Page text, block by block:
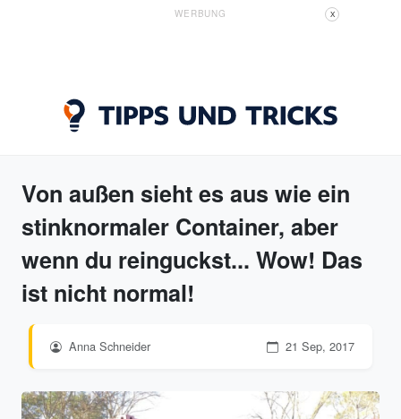
WERBUNG X
Von außen sieht es aus wie ein
stinknormaler Container, aber
wenn du reinguckst... Wow! Das
ist nicht normal!
Anna Schneider 21 Sep, 2017